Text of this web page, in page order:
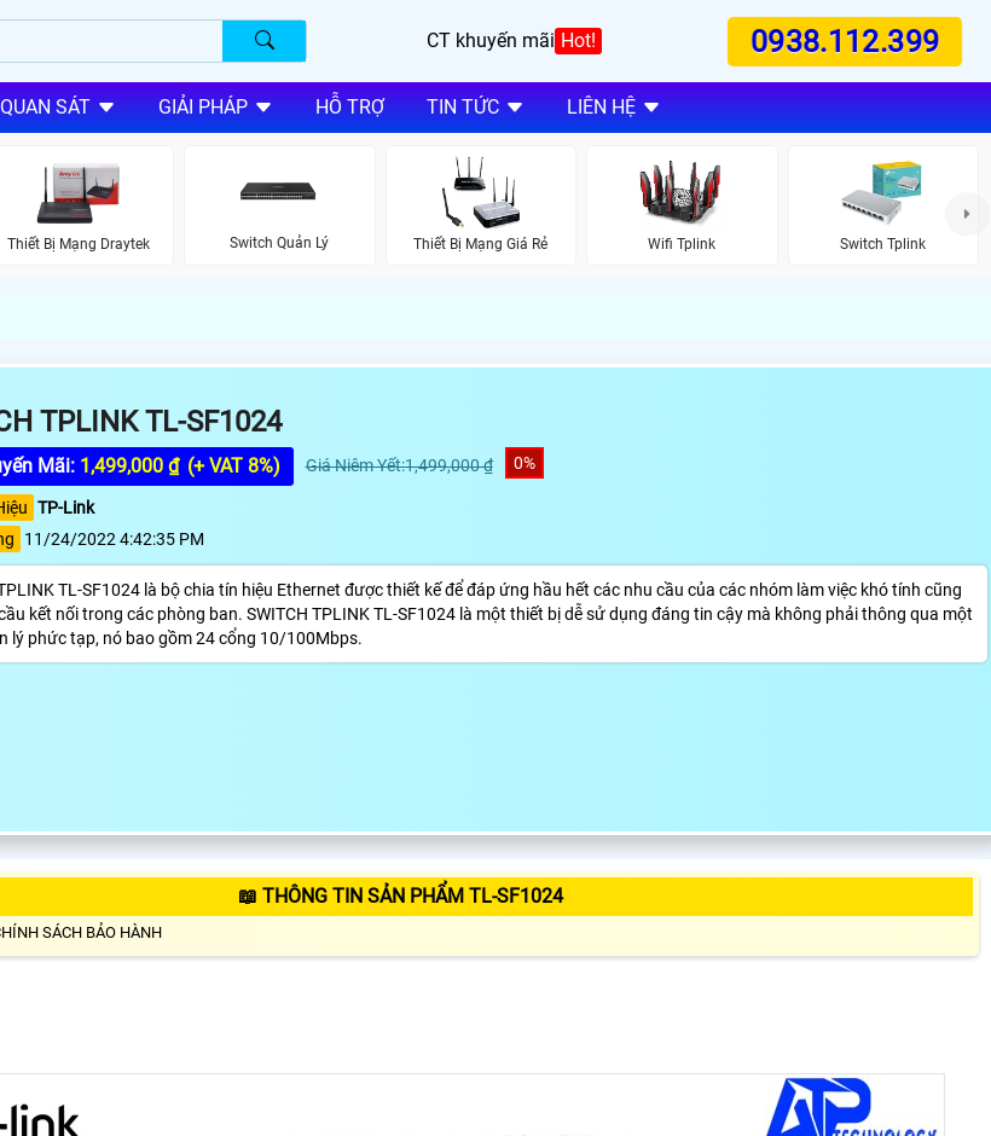
CT khuyến mãi Hot! 0938.112.399
SÁT GIẢI PHÁP HỖ TRỢ TIN TỨC LIÊN HỆ
Thiết Bị Mạng Draytek Switch Quản Lý Thiết Bị Mạng Giá Rẻ Wifi Tplink Switch Tplink
TPLINK TL-SF1024
Mãi: 1,499,000 ₫ (+ VAT 8%) Giá Niêm Yết:1,499,000 ₫ 0%
TP-Link
11/24/2022 4:42:35 PM
TL-SF1024 là bộ chia tín hiệu Ethernet được thiết kế để đáp ứng hầu hết các nhu cầu của các nhóm làm việc khó tính cũng
kết nối trong các phòng ban. SWITCH TPLINK TL-SF1024 là một thiết bị dễ sử dụng đáng tin cậy mà không phải thông qua một
lý phức tạp, nó bao gồm 24 cổng 10/100Mbps.
📖 THÔNG TIN SẢN PHẨM TL-SF1024
SÁCH BẢO HÀNH